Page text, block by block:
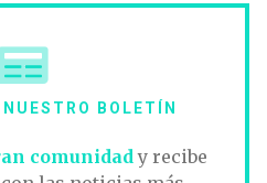
BOLETÍN
comunidady recibe